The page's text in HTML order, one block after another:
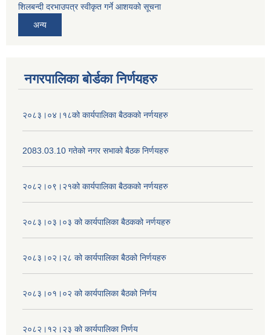
शिलबन्दी दरभाउपत्र स्वीकृत गर्ने आशयको सूचना
अन्य
नगरपालिका बोर्डका निर्णयहरु
२०८३।०४।१८को कार्यपालिका बैठकको नर्णयहरु
2083.03.10 गतेको नगर सभाको बैठक निर्णयहरु
२०८२।०९।२१को कार्यपालिका बैठकको नर्णयहरु
२०८३।०३।०३ को कार्यपालिका बैठकको नर्णयहरु
२०८३।०२।२८ को कार्यपालिका बैठको निर्णयहरु
२०८३।०१।०२ को कार्यपालिका बैठको निर्णय
२०८२।१२।२३ को कार्यपालिका निर्णय